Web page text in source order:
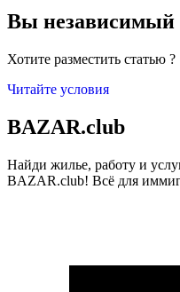
Вы независимый
Хотите разместить статью ?
Читайте условия
BAZAR.club
Найди жилье, работу и
BAZAR.club! Всё для